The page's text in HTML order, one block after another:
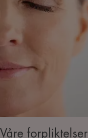
Våre forpliktelser